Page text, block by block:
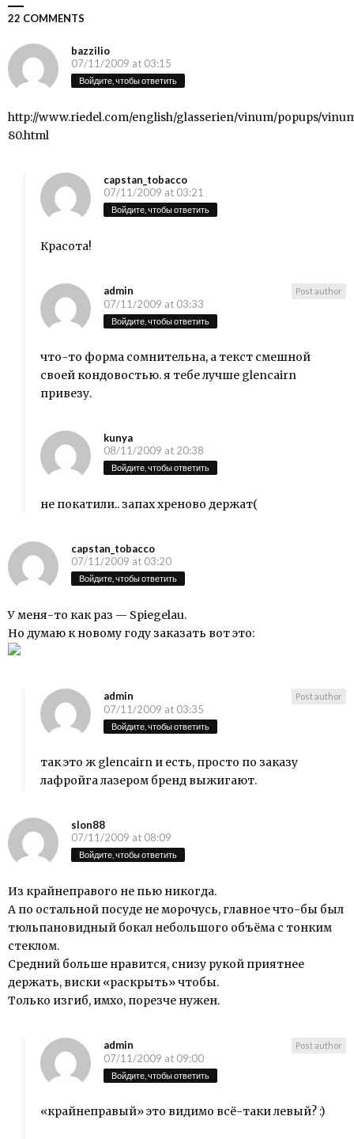
22 COMMENTS
bazzilio
07/11/2009 at 03:15
Войдите, чтобы ответить
http://www.riedel.com/english/glasserien/vinum/popups/
80.html
capstan_tobacco
07/11/2009 at 03:21
Войдите, чтобы ответить
Красота!
admin Post author
07/11/2009 at 03:33
Войдите, чтобы ответить
что-то форма сомнительна, а текст смешной
своей кондовостью. я тебе лучше glencairn
привезу.
kunya
08/11/2009 at 20:38
Войдите, чтобы ответить
не покатили.. запах хреново держат(
capstan_tobacco
07/11/2009 at 03:20
Войдите, чтобы ответить
У меня-то как раз — Spiegelau.
Но думаю к новому году заказать вот это:
admin Post author
07/11/2009 at 03:35
Войдите, чтобы ответить
так это ж glencairn и есть, просто по заказу
лафройга лазером бренд выжигают.
slon88
07/11/2009 at 08:09
Войдите, чтобы ответить
Из крайнеправого не пью никогда.
А по остальной посуде не морочусь, главное что-бы был
тюльпановидный бокал небольшого объёма с тонким
стеклом.
Средний больше нравится, снизу рукой приятнее
держать, виски «раскрыть» чтобы.
Только изгиб, имхо, порезче нужен.
admin Post author
07/11/2009 at 09:00
Войдите, чтобы ответить
«крайнеправый» это видимо всё-таки левый? :)